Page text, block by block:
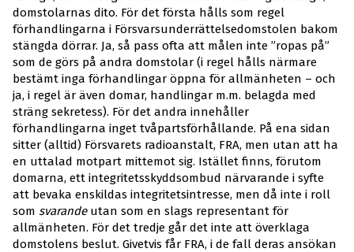
domstolarnas dito. För det första hålls som regel
förhandlingarna i Försvarsunderrättelsedomstolen bakom
stängda dörrar. Ja, så pass ofta att målen inte ”ropas på”
som de görs på andra domstolar (i regel hålls närmare
bestämt inga förhandlingar öppna för allmänheten – och
ja, i regel är även domar, handlingar m.m. belagda med
sträng sekretess). För det andra innehåller
förhandlingarna inget tvåpartsförhållande. På ena sidan
sitter (alltid) Försvarets radioanstalt, FRA, men utan att ha
en uttalad motpart mittemot sig. Istället finns, förutom
domarna, ett integritetsskyddsombud närvarande i syfte
att bevaka enskildas integritetsintresse, men då inte i roll
som svarande utan som en slags representant för
allmänheten. För det tredje går det inte att överklaga
domstolens beslut. Givetvis får FRA, i de fall deras ansökan